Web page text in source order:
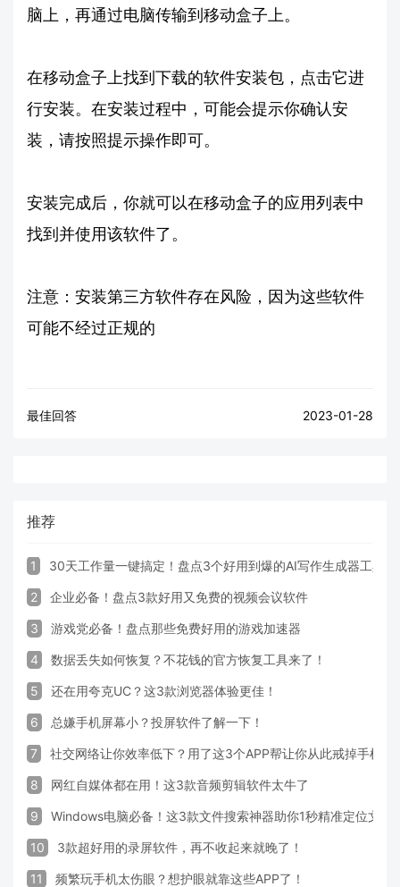
脑上，再通过电脑传输到移动盒子上。
在移动盒子上找到下载的软件安装包，点击它进
行安装。在安装过程中，可能会提示你确认安
装，请按照提示操作即可。
安装完成后，你就可以在移动盒子的应用列表中
找到并使用该软件了。
注意：安装第三方软件存在风险，因为这些软件
可能不经过正规的
最佳回答 2023-01-28
推荐
1 30天工作量一键搞定！盘点3个好用到爆的AI写作生成器工具
2 企业必备！盘点3款好用又免费的视频会议软件
3 游戏党必备！盘点那些免费好用的游戏加速器
4 数据丢失如何恢复？不花钱的官方恢复工具来了！
5 还在用夸克UC？这3款浏览器体验更佳！
6 总嫌手机屏幕小？投屏软件了解一下！
7 社交网络让你效率低下？用了这3个APP帮让你从此戒掉手机！
8 网红自媒体都在用！这3款音频剪辑软件太牛了
9 Windows电脑必备！这3款文件搜索神器助你1秒精准定位文件
10 3款超好用的录屏软件，再不收起来就晚了！
11 频繁玩手机太伤眼？想护眼就靠这些APP了！